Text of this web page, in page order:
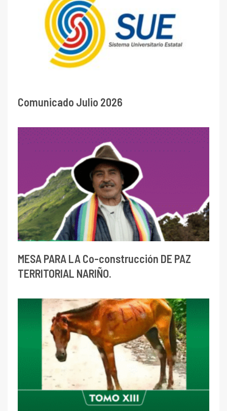
Comunicado Julio 2026
MESA PARA LA Co-construcción DE PAZ
TERRITORIAL NARIÑO.